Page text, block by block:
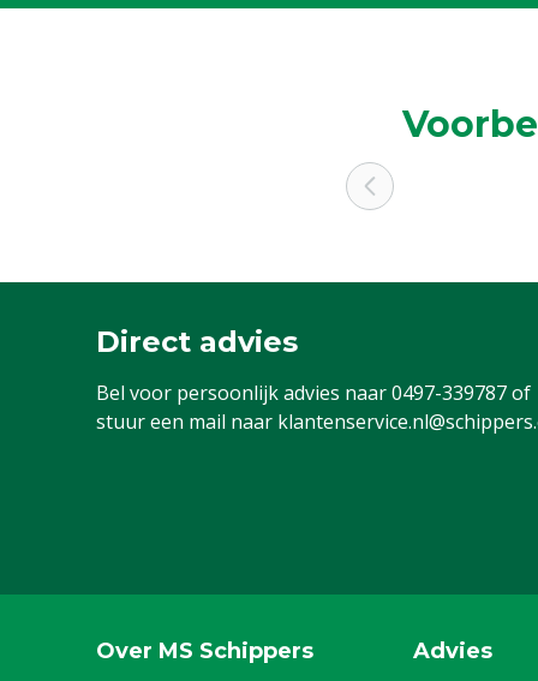
Direct advies
Bel voor persoonlijk advies naar0497-339787of
stuur een mail naar
Over MS Schippers
Advies